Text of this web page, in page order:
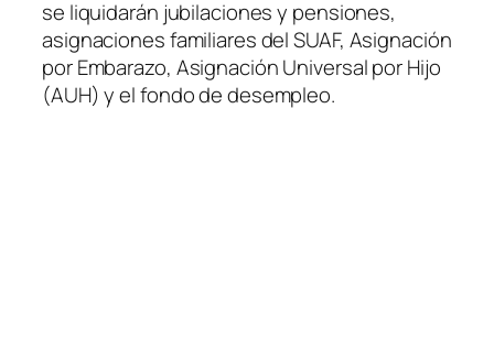
se liquidarán jubilaciones y pensiones,
asignaciones familiares del SUAF, Asignación
por Embarazo, Asignación Universal por Hijo
(AUH) y el fondo de desempleo.